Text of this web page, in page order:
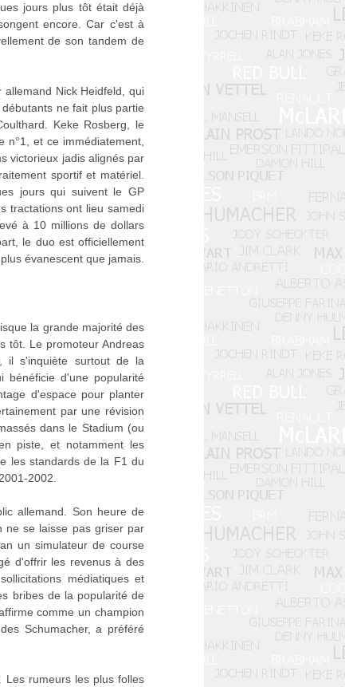
jours plus tôt était déjà
encore. Car c'est à
de son tandem de
Nick Heidfeld, qui
ne fait plus partie
Keke Rosberg, le
n°1, et ce immédiatement,
victorieux jadis alignés par
sportif et matériel.
jours qui suivent le GP
tractations ont lieu samedi
à 10 millions de dollars
le duo est officiellement
évanescent que jamais.
la grande majorité des
tôt. Le promoteur Andreas
il s'inquiète surtout de la
d'une popularité
d'espace pour planter
par une révision
dans le Stadium (ou
piste, et notamment les
les standards de la F1 du
2002.
allemand. Son heure de
ne se laisse pas griser par
un simulateur de course
d'offrir les revenus à des
médiatiques et
bribes de la popularité de
comme un champion
Schumacher, a préféré
rumeurs les plus folles